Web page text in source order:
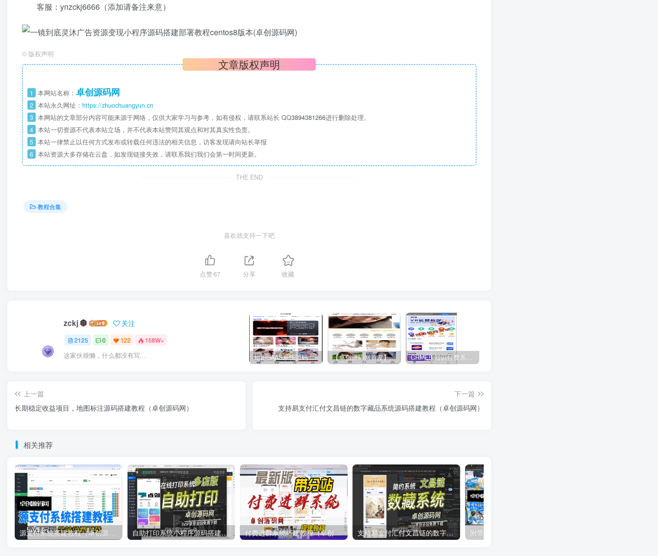
客服：ynzckj6666（添加请备注来意）
© 版权声明
文章版权声明
1 本网站名称： 卓创源码网
2 本站永久网址： https://zhuochuangyun.cn
3 本网站的文章部分内容可能来源于网络，仅供大家学习与参考，如有侵权，请联系站长 QQ3894381266进行删除处理。
4 本站一切资源不代表本站立场，并不代表本站赞同其观点和对其真实性负责。
5 本站一律禁止以任何方式发布或转载任何违法的相关信息，访客发现请向站长举报
6 本站资源大多存储在云盘，如发现链接失效，请联系我们我们会第一时间更新。
THE END
教程合集
喜欢就支持一下吧
点赞67 分享 收藏
zckj 关注
2125 0 122 158W+
这家伙很懒，什么都没有写... 短剧SAAS系统源码｜多端分销+云存储+多租户架构 【卓创源码网首发】全开源视频打赏系统源码｜双模板+代理分站+易支付对接｜API全面修复｜站长盈利利器！​ CRMEB 知识付费系统源码 v1.4.4
上一篇
长期稳定收益项目，地图标注源码搭建教程（卓创源码网）
下一篇
支持易支付汇付文昌链的数字藏品系统源码搭建教程（卓创源码网）
相关推荐
源支付系统搭建教程（卓创源码网） 自助打印系统小程序源码搭建教程（卓创源码网） 付费进群系统搭建教程（卓创源码网） 支持易支付汇付文昌链的数字藏品系统源码搭建教程（卓创源码网）